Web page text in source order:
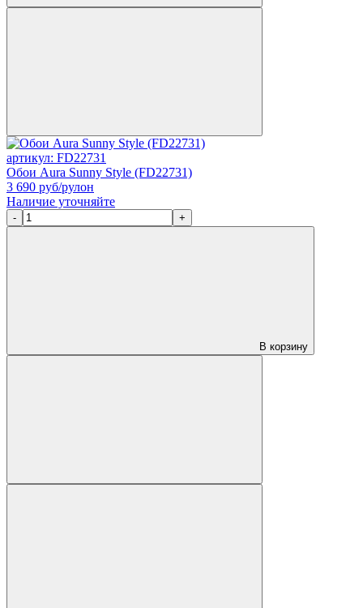
артикул: FD22731
Обои Aura Sunny Style (FD22731)
3 690 руб/рулон
Наличие уточняйте
- +
В корзину